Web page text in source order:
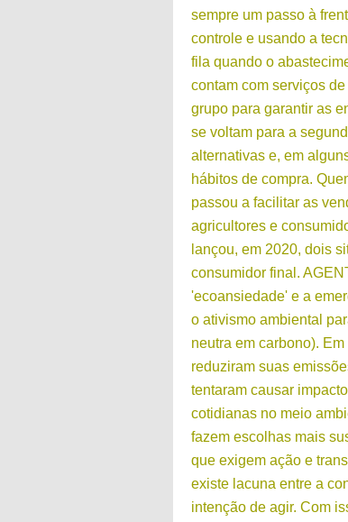
sempre um passo à
controle e usando a
fila quando o
contam com serviços
grupo para garantir as
se voltam para a
alternativas e, em
hábitos de compra.
passou a facilitar as
agricultores e
lançou, em 2020, dois
consumidor final.
'ecoansiedade' e a
o ativismo ambiental
neutra em carbono).
reduziram suas
tentaram causar
cotidianas no meio
fazem escolhas mais
que exigem ação e
existe lacuna entre a
intenção de agir. Com